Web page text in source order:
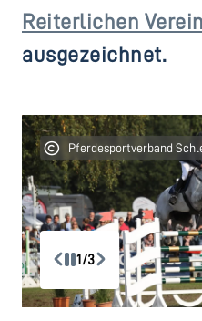
Reiterlichen
ausgezeichnet.
Pferdesportverband
1/3